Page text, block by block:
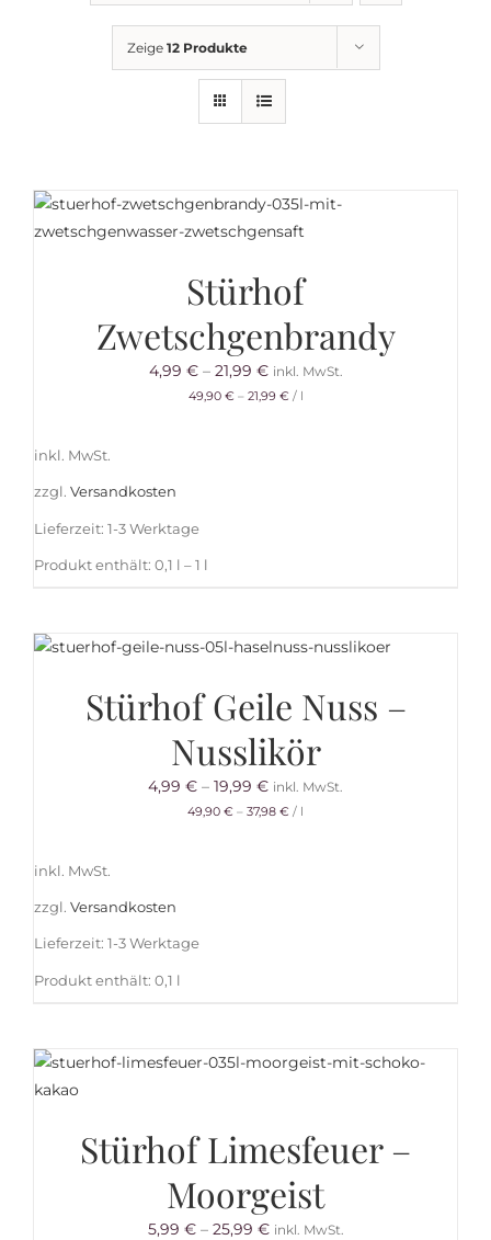
Getränkemarkt
Zeige 12 Produkte
Stürhof
Zwetschgenbrandy
4,99 €– 21,99 € inkl. MwSt.
49,90 €– 21,99 €/ l
inkl. MwSt.
zzgl. Versandkosten
Lieferzeit: 1-3 Werktage
Produkt enthält: 0,1 l – 1 l
Stürhof Geile Nuss –
Nusslikör
4,99 € – 19,99 € inkl. MwSt.
49,90 € – 37,98 € / l
inkl. MwSt.
zzgl. Versandkosten
Lieferzeit: 1-3 Werktage
Produkt enthält: 0,1 l
Stürhof Limesfeuer –
Moorgeist
5,99 €– 25,99 € inkl. MwSt.